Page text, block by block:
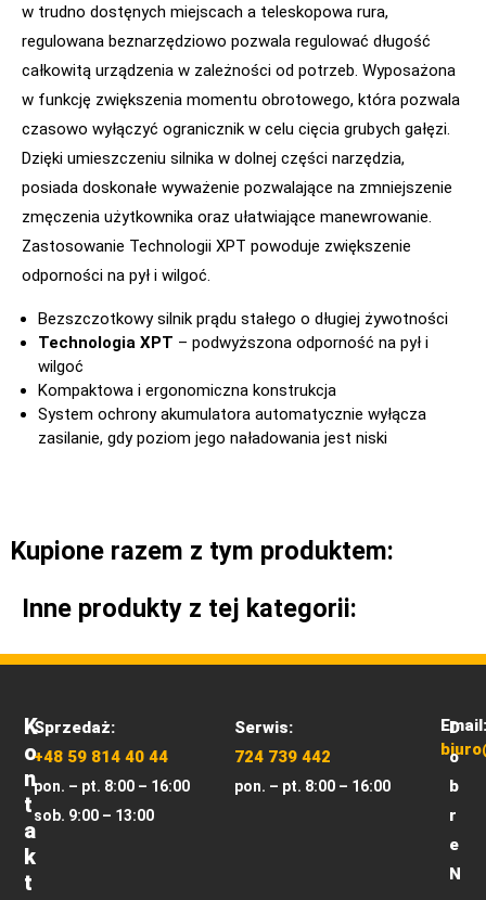
w trudno dostęnych miejscach a teleskopowa rura,
regulowana beznarzędziowo pozwala regulować długość
całkowitą urządzenia w zależności od potrzeb. Wyposażona
w funkcję zwiększenia momentu obrotowego, która pozwala
czasowo wyłączyć ogranicznik w celu cięcia grubych gałęzi.
Dzięki umieszczeniu silnika w dolnej części narzędzia,
posiada doskonałe wyważenie pozwalające na zmniejszenie
zmęczenia użytkownika oraz ułatwiające manewrowanie.
Zastosowanie Technologii XPT powoduje zwiększenie
odporności na pył i wilgoć.
Bezszczotkowy silnik prądu stałego o długiej żywotności
Technologia XPT – podwyższona odporność na pył i
wilgoć
Kompaktowa i ergonomiczna konstrukcja
System ochrony akumulatora automatycznie wyłącza
zasilanie, gdy poziom jego naładowania jest niski
Kupione razem z tym produktem:
Inne produkty z tej kategorii:
K
O
N
T
A
K
T
Sprzedaż:
+48 59 814 40 44
pon. – pt. 8:00 – 16:00
sob. 9:00 – 13:00
Serwis:
724 739 442
pon. – pt. 8:00 – 16:00
Email:
D
o
b
r
e
N